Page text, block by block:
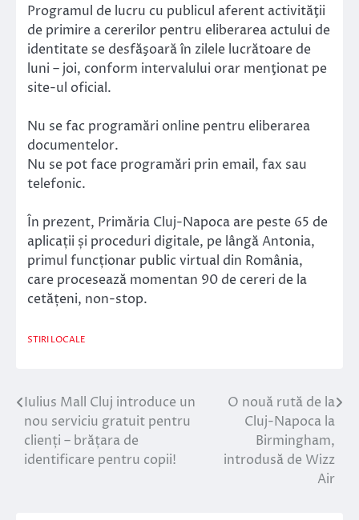
Programul de lucru cu publicul aferent activităţii
de primire a cererilor pentru eliberarea actului de
identitate se desfăşoară în zilele lucrătoare de
luni – joi, conform intervalului orar menţionat pe
site-ul oficial.
Nu se fac programări online pentru eliberarea
documentelor.
Nu se pot face programări prin email, fax sau
telefonic.
În prezent, Primăria Cluj-Napoca are peste 65 de
aplicații și proceduri digitale, pe lângă Antonia,
primul funcționar public virtual din România,
care procesează momentan 90 de cereri de la
cetățeni, non-stop.
STIRI LOCALE
Navigare
în
articole
Iulius Mall Cluj introduce un
nou serviciu gratuit pentru
clienți – brățara de
identificare pentru copii!
O nouă rută de la
Cluj-Napoca la
Birmingham,
introdusă de Wizz
Air